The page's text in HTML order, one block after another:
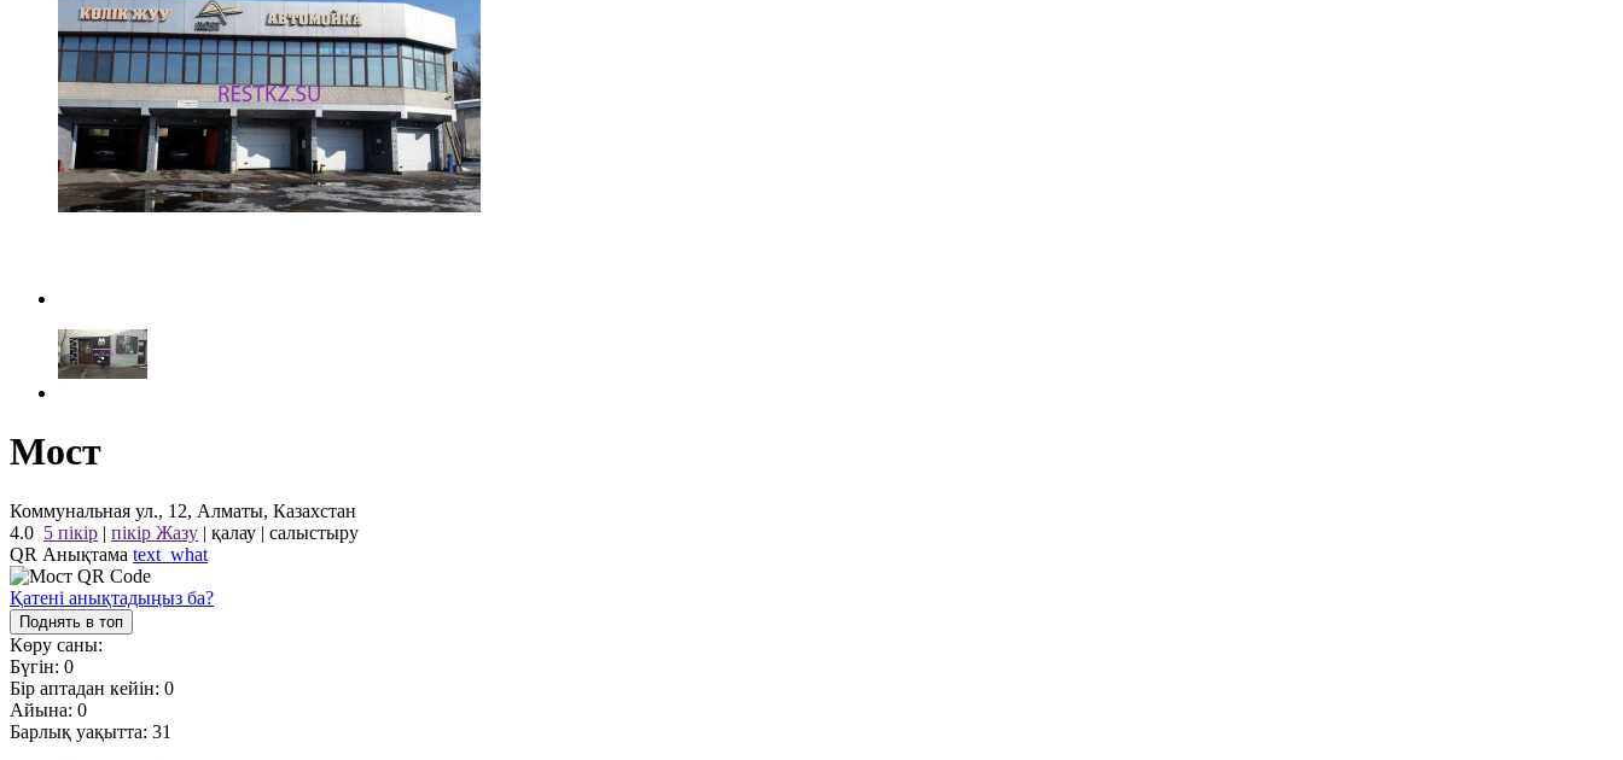
Мост
Коммунальная ул., 12, Алматы, Казахстан
4.0 5 пікір | пікір Жазу | қалау | салыстыру
QR Анықтама text_what
Қатені анықтадыңыз ба?
Поднять в топ
Көру саны:
Бүгін: 0
Бір аптадан кейін: 0
Айына: 0
Барлық уақытта: 31